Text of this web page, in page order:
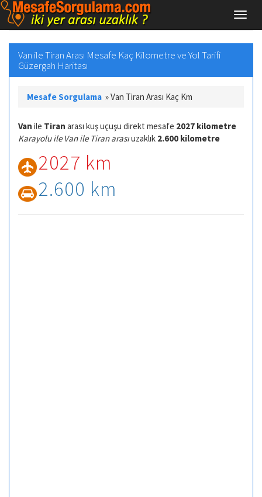
Van ile Tiran Arası Mesafe Kaç Kilometre ve Yol Tarifi
Güzergah Haritası
Mesafe Sorgulama »Van Tiran Arası Kaç Km
Van ile Tiran arası kuş uçuşu direkt mesafe 2027 kilometre
Karayolu ile Van ile Tiran arasıuzaklık 2.600 kilometre
2027 km
2.600 km